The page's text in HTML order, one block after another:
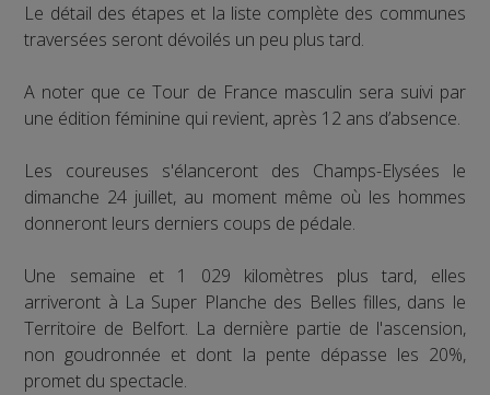
Le détail des étapes et la liste complète des communes
traversées seront dévoilés un peu plus tard.
A noter que ce Tour de France masculin sera suivi par
une édition féminine qui revient, après 12 ans d’absence.
Les coureuses s'élanceront des Champs-Elysées le
dimanche 24 juillet, au moment même où les hommes
donneront leurs derniers coups de pédale.
Une semaine et 1 029 kilomètres plus tard, elles
arriveront à La Super Planche des Belles filles, dans le
Territoire de Belfort. La dernière partie de l'ascension,
non goudronnée et dont la pente dépasse les 20%,
promet du spectacle.